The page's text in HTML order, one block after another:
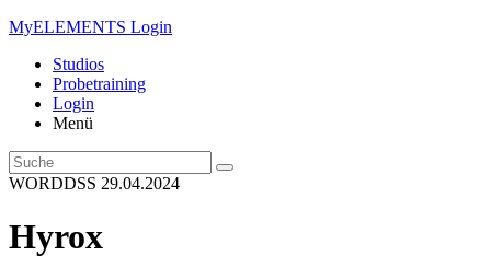
MyELEMENTS Login
Studios
Probe­training
Login
Menü
WORDDSS 29.04.2024
Hyrox